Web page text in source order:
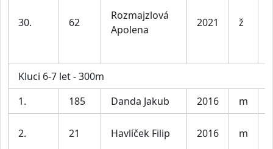
30. 62
Rozmajzlová
Apolena
2021 ž
Kluci 6-7 let - 300m
1.
185 Danda Jakub 2016 m
2. 21 Havlíček Filip 2016 m